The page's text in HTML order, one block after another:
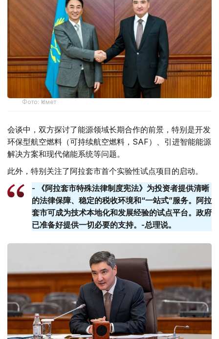
Фото: Үкімет
会谈中，双方探讨了能源领域长期合作的前景，特别是开发
环保型航空燃料（可持续航空燃料，SAF）、引进智能能源
解决方案和现代储能系统等问题。
此外，特别关注了阿拉套市首个实验性试点项目的启动。
- 《阿拉套市特殊法律制度宪法》为投资者提供清晰
的法律保障、稳定的税收环境和“一站式”服务。阿拉
套​​市可成为技术本地化和发展经验的试点平台。政府
已准备好提供一切必要的支持。-总理说。